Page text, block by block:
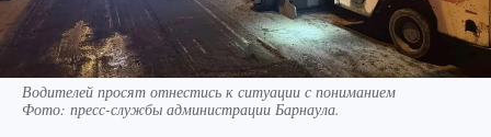
Водителей просят отнестись к ситуации с пониманием
Фото: пресс-службы администрации Барнаула.